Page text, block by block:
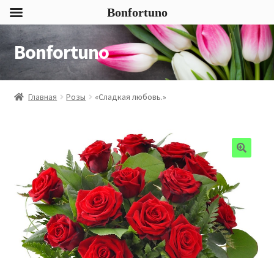
Перейти
к
навигации
Перейти
к
содержимому
Bonfortuno
Главная Розы «Сладкая любовь.»
Bonfortuno